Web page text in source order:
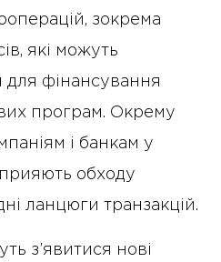
зокрема
які можуть
для фінансування
програм. Окрему
і банкам у
обходу
ланцюги транзакцій.
з’явитися нові